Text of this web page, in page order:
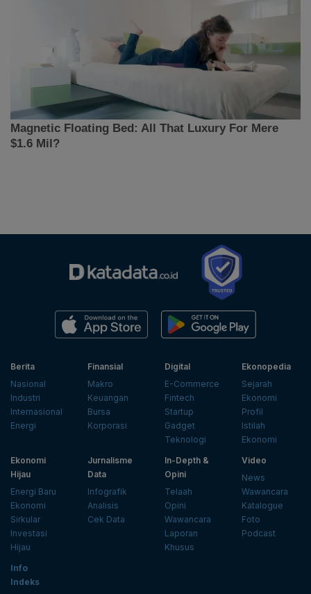
Berita
Nasional
Industri
Internasional
Energi
Finansial
Makro
Keuangan
Bursa
Korporasi
Digital
E-Commerce
Fintech
Startup
Gadget
Teknologi
Ekonopedia
Sejarah
Ekonomi
Profil
Istilah
Ekonomi
Ekonomi
Hijau
Energi Baru
Ekonomi
Sirkular
Investasi
Hijau
Jurnalisme
Data
Infografik
Analisis
Cek Data
In-Depth &
Opini
Telaah
Opini
Wawancara
Laporan
Khusus
Video
News
Wawancara
Katalogue
Foto
Podcast
Info
Indeks